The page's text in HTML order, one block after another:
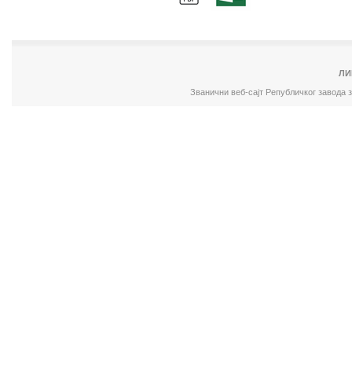
Званични веб-сајт Републичког